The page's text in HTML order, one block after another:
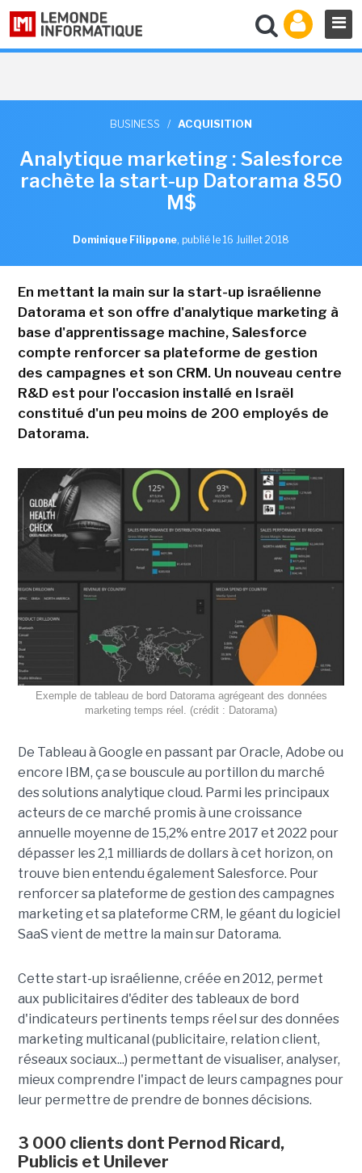
BUSINESS / ACQUISITION
Analytique marketing : Salesforce
rachète la start-up Datorama 850
M$
Dominique Filippone, publié le 16 Juillet 2018
En mettant la main sur la start-up israélienne
Datorama et son offre d'analytique marketing à
base d'apprentissage machine, Salesforce
compte renforcer sa plateforme de gestion
des campagnes et son CRM. Un nouveau centre
R&D est pour l'occasion installé en Israël
constitué d'un peu moins de 200 employés de
Datorama.
Exemple de tableau de bord Datorama agrégeant des données
marketing temps réel. (crédit : Datorama)
De Tableau à Google en passant par Oracle, Adobe ou
encore IBM, ça se bouscule au portillon du marché
des solutions analytique cloud. Parmi les principaux
acteurs de ce marché promis à une croissance
annuelle moyenne de 15,2% entre 2017 et 2022 pour
dépasser les 2,1 milliards de dollars à cet horizon, on
trouve bien entendu également Salesforce. Pour
renforcer sa plateforme de gestion des campagnes
marketing et sa plateforme CRM, le géant du logiciel
SaaS vient de mettre la main sur Datorama.
Cette start-up israélienne, créée en 2012, permet
aux publicitaires d'éditer des tableaux de bord
d'indicateurs pertinents temps réel sur des données
marketing multicanal (publicitaire, relation client,
réseaux sociaux...) permettant de visualiser, analyser,
mieux comprendre l'impact de leurs campagnes pour
leur permettre de prendre de bonnes décisions.
3 000 clients dont Pernod Ricard,
Publicis et Unilever